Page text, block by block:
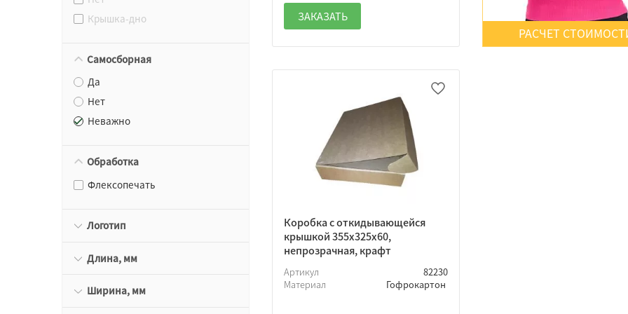
Крышка-дно
Самосборная
Да
Нет
Неважно
Обработка
Флексопечать
Логотип
Длина, мм
Ширина, мм
ЗАКАЗАТЬ
РАСЧЕТ
Коробка с откидывающейся
крышкой 355х325х60,
непрозрачная, крафт
Артикул
82230
Материал
Гофрокартон